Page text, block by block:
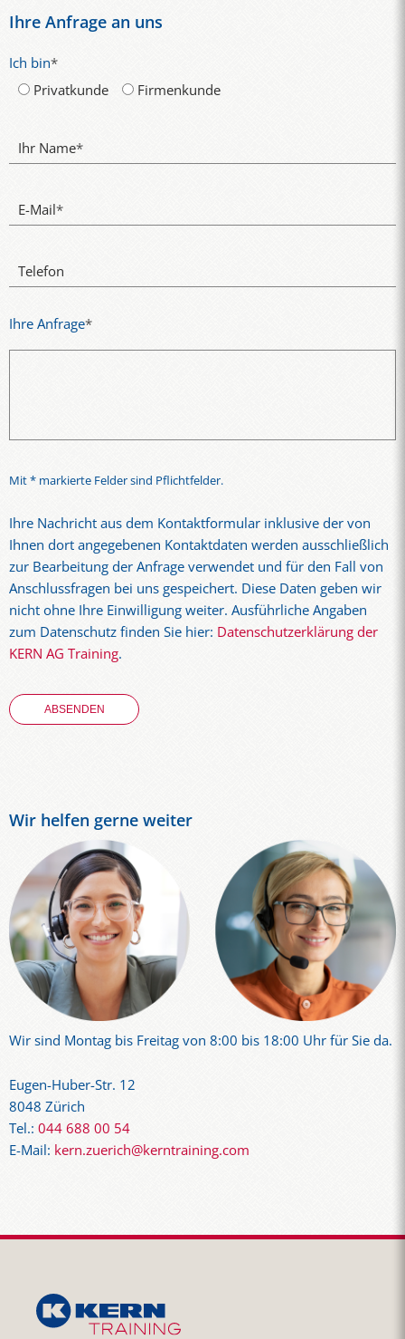
Ihre Anfrage an uns
Ich bin*
Privatkunde
Firmenkunde
Ihr Name*
E-Mail*
Telefon
Ihre Anfrage*
Mit * markierte Felder sind Pflichtfelder.
Ihre Nachricht aus dem Kontaktformular inklusive der von
Ihnen dort angegebenen Kontaktdaten werden ausschließlich
zur Bearbeitung der Anfrage verwendet und für den Fall von
Anschlussfragen bei uns gespeichert. Diese Daten geben wir
nicht ohne Ihre Einwilligung weiter. Ausführliche Angaben
zum Datenschutz finden Sie hier: Datenschutzerklärung der
KERN AG Training.
Wir helfen gerne weiter
Wir sind Montag bis Freitag von 8:00 bis 18:00 Uhr für Sie da.
Eugen-Huber-Str. 12
8048 Zürich
Tel.: 044 688 00 54
E-Mail: kern.zuerich@kerntraining.com